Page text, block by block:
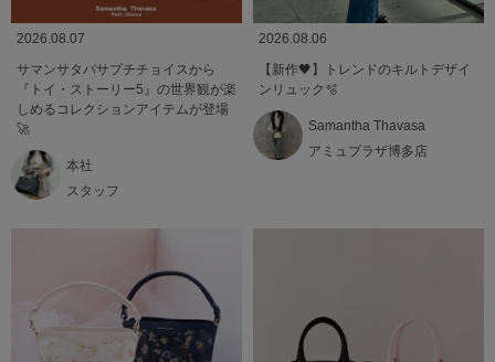
2026.08.07
サマンサタバサプチチョイスから
『トイ・ストーリー5』の世界観が楽
しめるコレクションアイテムが登場
🚀
本社
スタッフ
2026.08.06
【新作🖤】トレンドのキルトデザイ
ンリュック🫧
Samantha Thavasa
アミュプラザ博多店